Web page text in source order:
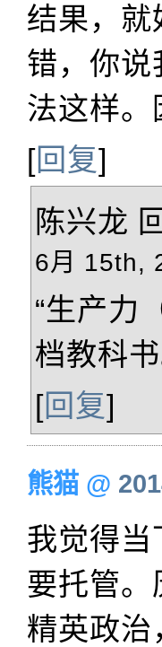
结果，就
错，你说
法这样。
[回复]
陈兴龙
6月 15th,
“生产力
档教科
[回复]
熊猫 @
我觉得当
要托管。
精英政治